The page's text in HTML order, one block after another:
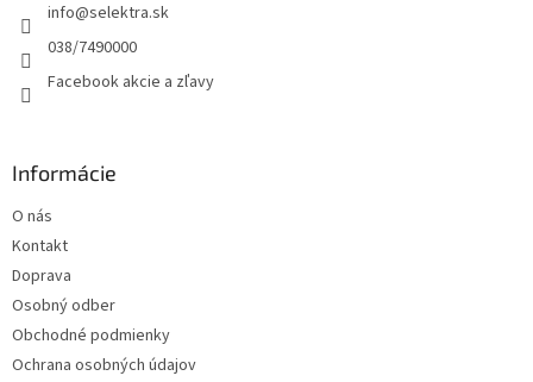
info@selektra.sk
038/7490000
Facebook akcie a zľavy
Informácie
O nás
Kontakt
Doprava
Osobný odber
Obchodné podmienky
Ochrana osobných údajov